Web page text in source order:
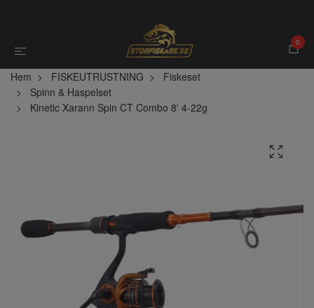
0
Hem FISKEUTRUSTNING
Fiskeset
Spinn & Haspelset
Kinetic Xarann Spin CT Combo 8' 4-22g